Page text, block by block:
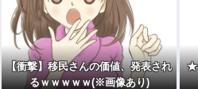
【衝撃】移民さんの価値、発表され
るｗｗｗｗｗ(※画像あり)